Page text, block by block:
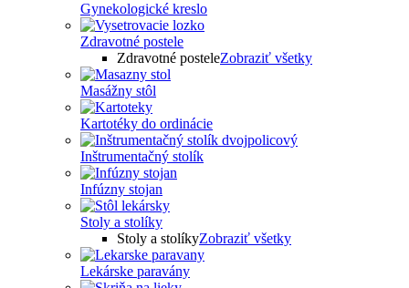
Gynekologické kreslo
Zdravotné postele
Zdravotné posteleZobraziť všetky
Masážny stôl
Kartotéky do ordinácie
Inštrumentačný stolík
Infúzny stojan
Stoly a stolíky
Stoly a stolíkyZobraziť všetky
Lekárske paravány